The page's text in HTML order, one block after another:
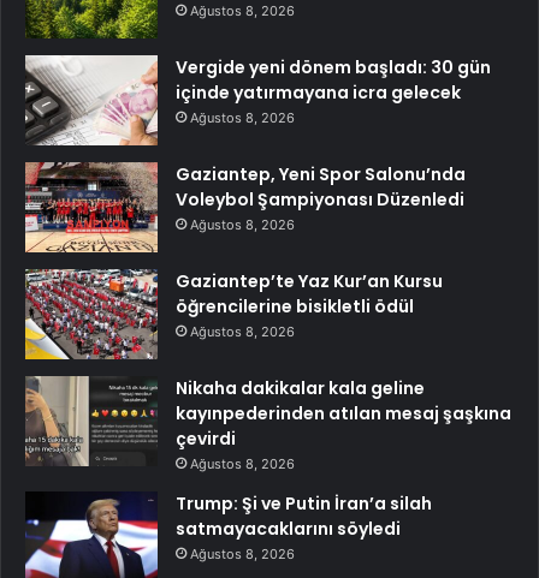
Ağustos 8, 2026
Vergide yeni dönem başladı: 30 gün
içinde yatırmayana icra gelecek
Ağustos 8, 2026
Gaziantep, Yeni Spor Salonu’nda
Voleybol Şampiyonası Düzenledi
Ağustos 8, 2026
Gaziantep’te Yaz Kur’an Kursu
öğrencilerine bisikletli ödül
Ağustos 8, 2026
Nikaha dakikalar kala geline
kayınpederinden atılan mesaj şaşkına
çevirdi
Ağustos 8, 2026
Trump: Şi ve Putin İran’a silah
satmayacaklarını söyledi
Ağustos 8, 2026